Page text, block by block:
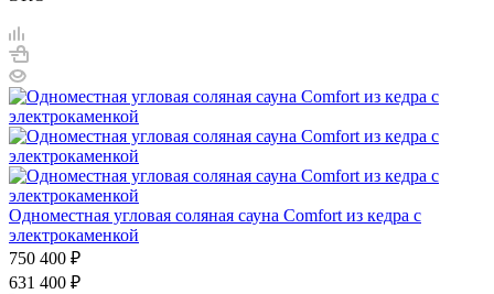
Одноместная угловая соляная сауна Comfort из кедра с
электрокаменкой
750 400 ₽
631 400 ₽